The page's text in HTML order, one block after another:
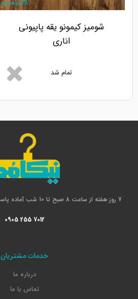
شومیز کیمونو یقه پاپیونی
اناری
تمام شد
7 روز هفته از ساعت 8 صبح تا 10 شب آماده پاسخگویی به شما عزیزان هستیم
0905 255 7012
خدمات مشتریان
درباره ما
تماس با ما